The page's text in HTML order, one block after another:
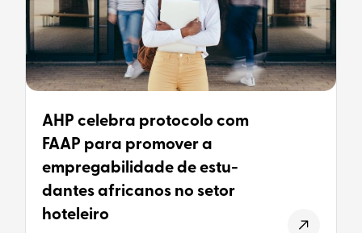
AHP celebra protocolo com
FAAP para promover a
empregabilidade de estu-
dantes africanos no setor
hoteleiro